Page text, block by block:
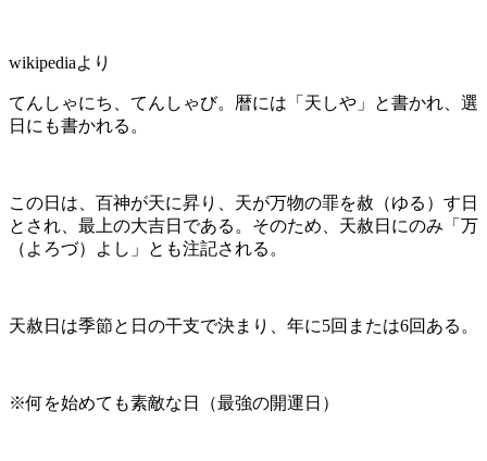
wikipediaより
てんしゃにち、てんしゃび。暦には「天しや」と書かれ、選
日にも書かれる。
この日は、百神が天に昇り、天が万物の罪を赦（ゆる）す日
とされ、最上の大吉日である。そのため、天赦日にのみ「万
（よろづ）よし」とも注記される。
天赦日は季節と日の干支で決まり、年に5回または6回ある。
※何を始めても素敵な日（最強の開運日）